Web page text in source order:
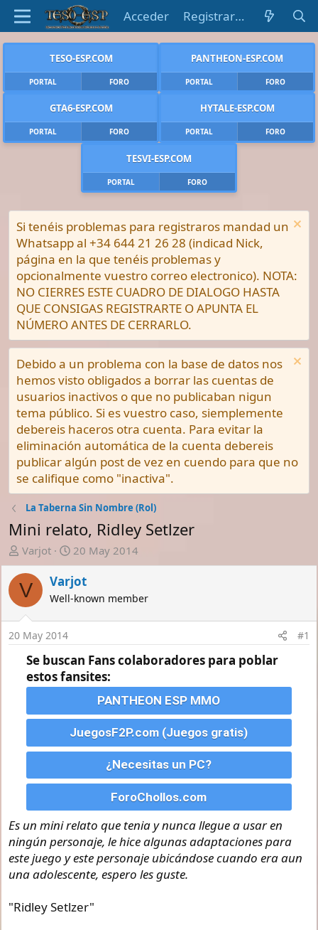
Acceder Registrarse
TESO-ESP.COM
PORTAL FORO
PANTHEON-ESP.COM
PORTAL FORO
GTA6-ESP.COM
PORTAL FORO
HYTALE-ESP.COM
PORTAL FORO
TESVI-ESP.COM
PORTAL FORO
Si tenéis problemas para registraros mandad un
Whatsapp al +34 644 21 26 28 (indicad Nick,
página en la que tenéis problemas y
opcionalmente vuestro correo electronico). NOTA:
NO CIERRES ESTE CUADRO DE DIALOGO HASTA
QUE CONSIGAS REGISTRARTE O APUNTA EL
NÚMERO ANTES DE CERRARLO.
Debido a un problema con la base de datos nos
hemos visto obligados a borrar las cuentas de
usuarios inactivos o que no publicaban nigun
tema público. Si es vuestro caso, siemplemente
debereis haceros otra cuenta. Para evitar la
eliminación automática de la cuenta debereis
publicar algún post de vez en cuendo para que no
se califique como "inactiva".
La Taberna Sin Nombre (Rol)
Mini relato, Ridley Setlzer
A
u
t
o
r
Varjot
F
e
c
h
d
i
n
i
i
o
20 May 2014
V Varjot
Well-known member
20 May 2014 #1
Se buscan Fans colaboradores para poblar
estos fansites:
PANTHEON ESP MMO
JuegosF2P.com (Juegos gratis)
¿Necesitas un PC?
ForoChollos.com
Es un mini relato que tenia y nunca llegue a usar en
ningún personaje, le hice algunas adaptaciones para
este juego y este personaje ubicándose cuando era aun
una adolescente, espero les guste.
"Ridley Setlzer"